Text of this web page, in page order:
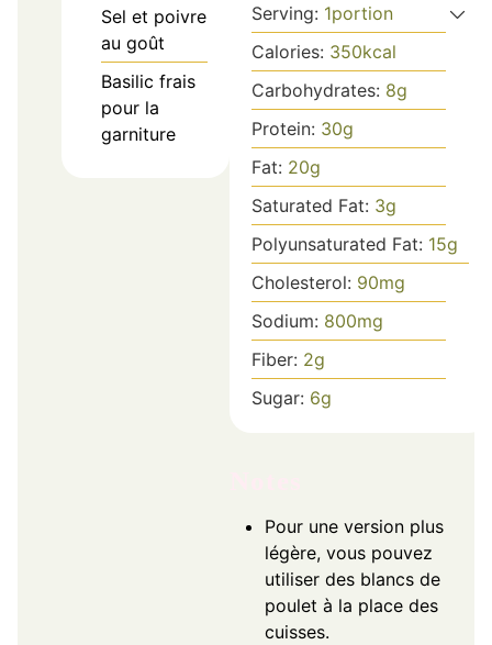
Sel et poivre
au goût
Basilic frais
pour la
garniture
Serving: 1portion
Calories: 350kcal
Carbohydrates: 8g
Protein: 30g
Fat: 20g
Saturated Fat: 3g
Polyunsaturated Fat: 15g
Cholesterol: 90mg
Sodium: 800mg
Fiber: 2g
Sugar: 6g
Pour une version plus
légère, vous pouvez
utiliser des blancs de
poulet à la place des
cuisses.